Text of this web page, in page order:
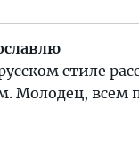
стиле
Молодец, всем